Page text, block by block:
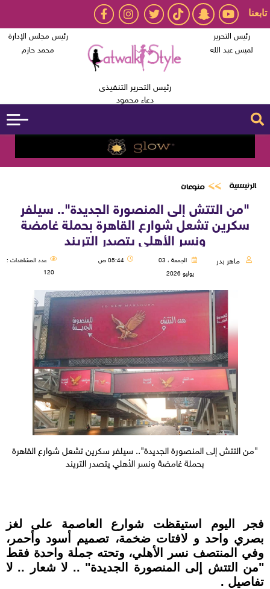
تابعنا
رئيس التحرير
لميس عبد الله
رئيس التحرير التنفيذى
دعاء محمود
رئيس مجلس الإدارة
محمد حازم
الرئيسية منوعات
"من التتش إلى المنصورة الجديدة".. سيلفر
سكرين تشعل شوارع القاهرة بحملة غامضة
ونسر الأهلي يتصدر التريند
ماهر بدر
الجمعة ، 03
يوليو 2026
05:44 ص
عدد المشاهدات :
120
"من التتش إلى المنصورة الجديدة".. سيلفر سكرين تشعل شوارع القاهرة
بحملة غامضة ونسر الأهلي يتصدر التريند
فجر اليوم استيقظت شوارع العاصمة على لغز
بصري واحد و لافتات ضخمة، تصميم أسود وأحمر،
وفي المنتصف نسر الأهلي، وتحته جملة واحدة فقط
"من التتش إلى المنصورة الجديدة" .. لا شعار .. لا
تفاصيل .